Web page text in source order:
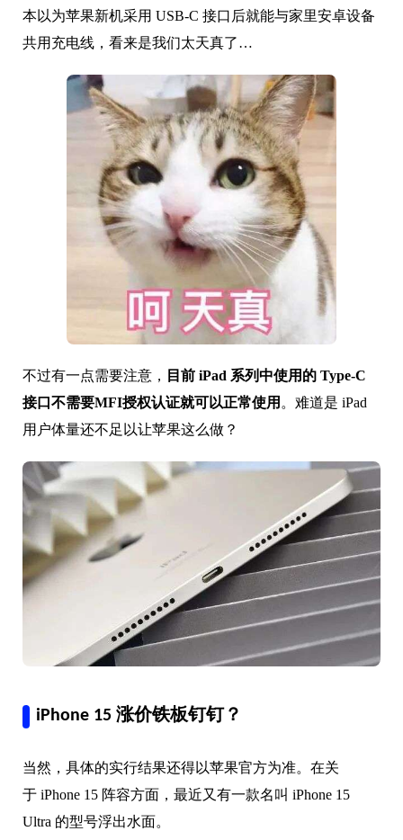
本以为苹果新机采用 USB-C 接口后就能与家里安卓设备
共用充电线，看来是我们太天真了…
不过有一点需要注意，
目前 iPad 系列中使用的 Type-C
接口不需要MFI授权认证就可以正常使用 。难道是 iPad
用户体量还不足以让苹果这么做？
iPhone 15 涨价铁板钉钉？
当然，具体的实行结果还得以苹果官方为准。在关
于 iPhone 15 阵容方面，最近又有一款名叫 iPhone 15
Ultra 的型号浮出水面。